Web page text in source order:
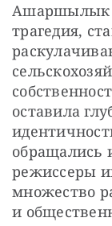
Ашаршылык
трагедия,
оставила
обращались
режиссеры
множество
и